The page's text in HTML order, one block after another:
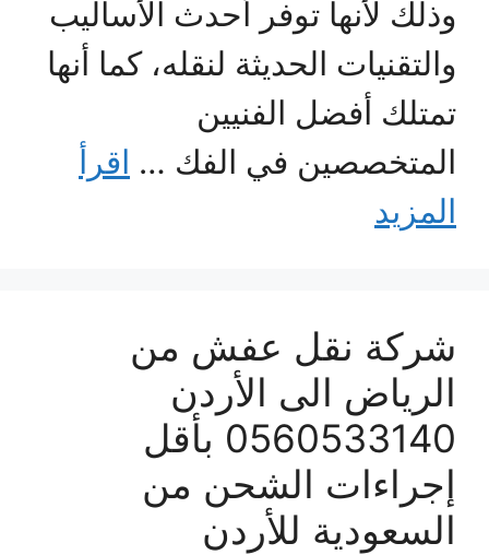
وذلك لأنها توفر أحدث الأساليب
والتقنيات الحديثة لنقله، كما أنها
تمتلك أفضل الفنيين
المتخصصين في الفك … اقرأ
المزيد
شركة نقل عفش من
الرياض الى الأردن
0560533140 بأقل
إجراءات الشحن من
السعودية للأردن